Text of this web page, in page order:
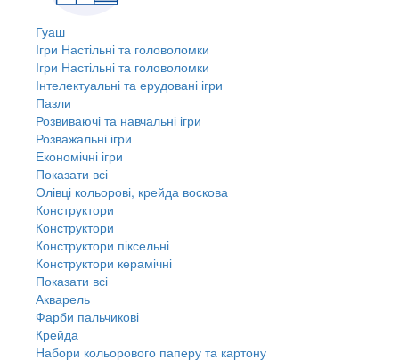
Гуаш
Ігри Настільні та головоломки
Ігри Настільні та головоломки
Інтелектуальні та ерудовані ігри
Пазли
Розвиваючі та навчальні ігри
Розважальні ігри
Економічні ігри
Показати всі
Олівці кольорові, крейда воскова
Конструктори
Конструктори
Конструктори піксельні
Конструктори керамічні
Показати всі
Акварель
Фарби пальчикові
Крейда
Набори кольорового паперу та картону